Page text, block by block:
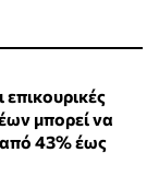
μπορεί να
από 43% έως